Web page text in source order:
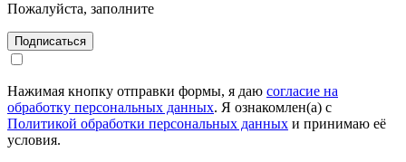
Пожалуйста, заполните
Подписаться
Нажимая кнопку отправки формы, я даю согласие на
обработку персональных данных. Я ознакомлен(а) с
Политикой обработки персональных данных и принимаю её
условия.